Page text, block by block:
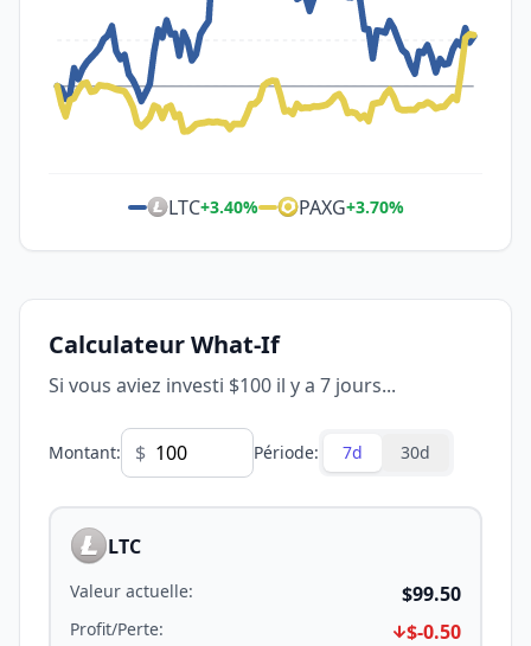
LTC+3.40% PAXG+3.70%
Calculateur What-If
Si vous aviez investi $100 il y a 7 jours...
Montant: $ Période: 7d 30d
LTC
Valeur actuelle: $99.50
Profit/Perte: $-0.50